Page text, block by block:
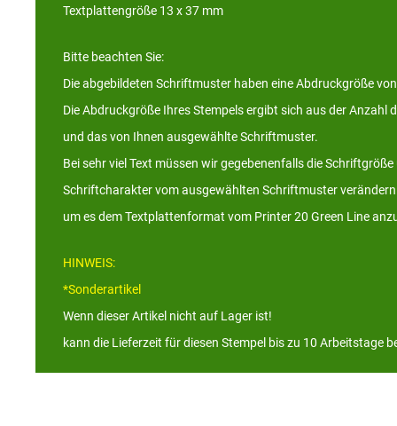
Textplattengröße 13 x 37 mm
Bitte beachten Sie:
Die abgebildeten Schriftmuster haben eine Abdruckgröße
Die Abdruckgröße Ihres Stempels ergibt sich aus der Anzahl
und das von Ihnen ausgewählte Schriftmuster.
Bei sehr viel Text müssen wir gegebenenfalls die
Schriftcharakter vom ausgewählten Schriftmuster
um es dem Textplattenformat vom Printer 20 Green Line
HINWEIS:
*Sonderartikel
Wenn dieser Artikel nicht auf Lager ist!
kann die Lieferzeit für diesen Stempel bis zu 10 Arbeitstage